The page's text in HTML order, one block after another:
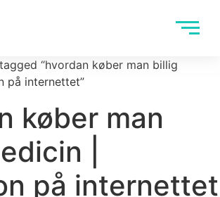
“hvordan køber man billig
på internettet”
køber man
|
på internettet